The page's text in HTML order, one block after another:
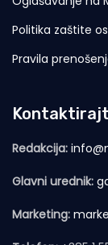
Politika zaštite
Pravila
Redakcija:
Glavni urednik:
Marketing: